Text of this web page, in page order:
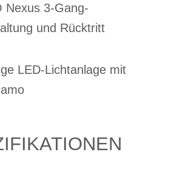
Nexus 3-Gang-
und Rücktritt
LED-Lichtanlage mit